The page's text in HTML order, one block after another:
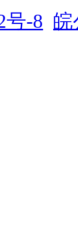
号-8 皖